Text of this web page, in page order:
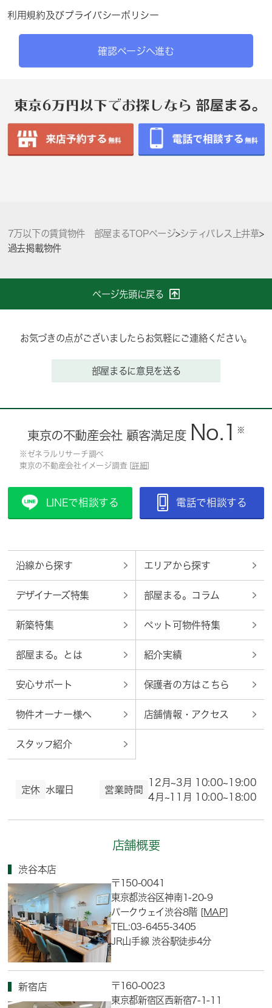
利用規約及びプライバシーポリシー
確認ページへ進む
7万以下の賃貸物件 部屋まるTOPページ>シティパレス上井草>
過去掲載物件
ページ先頭に戻る
お気づきの点がございましたらお気軽にご連絡ください。
部屋まるに意見を送る
東京の不動産会社 顧客満足度 No.1 ※
※ゼネラルリサーチ調べ
東京の不動産会社イメージ調査 [ 詳細
LINEで相談する 電話で相談する
沿線から探す エリアから探す
デザイナーズ特集 部屋まる。コラム
新築特集 ペット可物件特集
部屋まる。とは 紹介実績
安心サポート 保護者の方はこちら
物件オーナー様へ 店舗情報・アクセス
スタッフ紹介
定休 水曜日 営業時間
12月~3月 10:00~19:00
4月~11月 10:00~18:00
店舗概要
渋谷本店
〒150-0041
東京都渋谷区神南1-20-9
パークウェイ渋谷8階 [MAP]
TEL:03-6455-3405
JR山手線 渋谷駅徒歩4分
新宿店
〒160-0023
東京都新宿区西新宿7-1-11